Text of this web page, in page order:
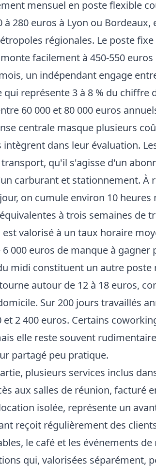
mensuel en poste flexible
à 280 euros à Lyon ou Bordeaux,
régionales. Le poste
facilement à 450-550
un indépendant engage
qui représente 3 à 8 % du chiffre
60 000 et 80 000 euros
centrale masque plusieurs
intègrent dans leur évaluation.
qu'il s'agisse d'un
carburant et stationnement. À
on cumule environ 10 heures
à trois semaines de
est valorisé à un taux horaire
000 euros de manque à gagner
midi constituent un autre
autour de 12 à 18 euros,
Sur 200 jours travaillés
et 2 400 euros. Certains
elle reste souvent
partagé peu pratique.
plusieurs services inclus
aux salles de réunion, facturé
isolée, représente un
reçoit régulièrement des
le café et les événements
qui, valorisées séparément,